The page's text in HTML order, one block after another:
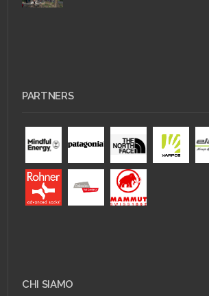
PARTNERS
CHI SIAMO